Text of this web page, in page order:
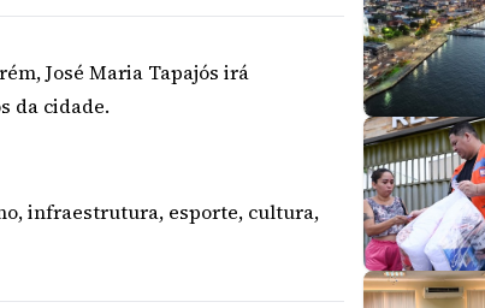
José Maria Tapajós irá
da cidade.
infraestrutura, esporte, cultura,